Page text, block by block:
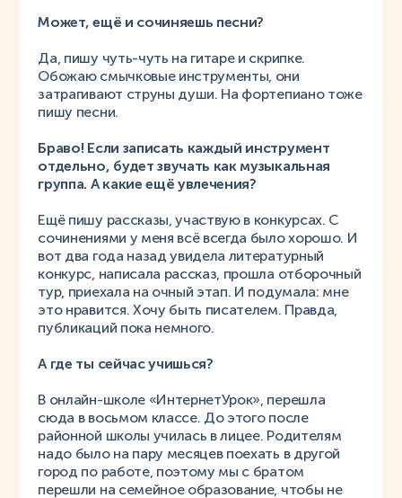
Может, ещё и сочиняешь песни?
Да, пишу чуть-чуть на гитаре и скрипке.
Обожаю смычковые инструменты, они
затрагивают струны души. На фортепиано тоже
пишу песни.
Браво! Если записать каждый инструмент
отдельно, будет звучать как музыкальная
группа. А какие ещё увлечения?
Ещё пишу рассказы, участвую в конкурсах. С
сочинениями у меня всё всегда было хорошо. И
вот два года назад увидела литературный
конкурс, написала рассказ, прошла отборочный
тур, приехала на очный этап. И подумала: мне
это нравится. Хочу быть писателем. Правда,
публикаций пока немного.
А где ты сейчас учишься?
В онлайн-школе «ИнтернетУрок», перешла
сюда в восьмом классе. До этого после
районной школы училась в лицее. Родителям
надо было на пару месяцев поехать в другой
город по работе, поэтому мы с братом
перешли на семейное образование, чтобы не